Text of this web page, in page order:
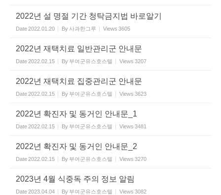
2022년 설 명절 기간 청탁금지법 바로알기
Date2022.01.20 By 사과한그루 Views 3605
2022년 재택치료 일반관리군 안내문
Date2022.02.15 By 부여군유스호스텔 Views 3207
2022년 재택치료 집중관리군 안내문
Date2022.02.15 By 부여군유스호스텔 Views 3623
2022년 확진자 및 동거인 안내문_1
Date2022.02.15 By 부여군유스호스텔 Views 3481
2022년 확진자 및 동거인 안내문_2
Date2022.02.15 By 부여군유스호스텔 Views 3270
2023년 4월 식중독 주의 정보 알림
Date2023.04.04 By 부여군유스호스텔 Views 3082